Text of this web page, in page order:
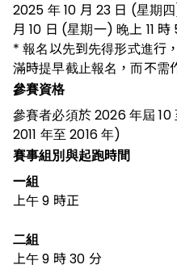
2025 年 10 月 23 日 (星期
月 10 日 (星期一) 晚上 11 時
* 報名以先到先得形式進行
滿時提早截止報名，而不需
參賽資格
參賽者必須於 2026 年屆
2011 年至 2016 年)
賽事組別與起跑時間
一組
上午 9 時正
二組
上午 9 時 30 分